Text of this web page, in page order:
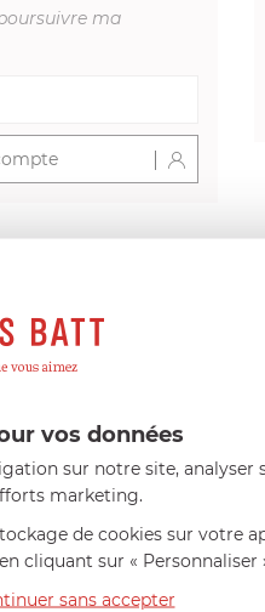
ma
Florence 63 ansle 23/06/2026 à
Couteau complet avec lame, joint
pour le robot cuiseur Cook Expert
«Je suis satisfaite du couteau
fait. La livraison a été très rapide.
vos données
sur notre site, analyser
marketing.
de cookies sur votre
cliquant sur « Personnaliser
sans accepter